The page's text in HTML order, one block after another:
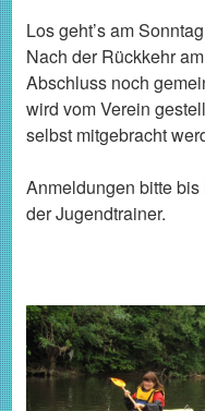
Los geht’s am
Nach der Rückkehr
Abschluss noch
wird vom Verein
selbst mitgebracht
Anmeldungen bitte
der Jugendtrainer.